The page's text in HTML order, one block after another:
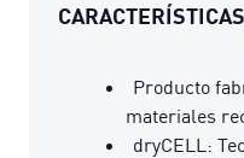
Producto
materiales
dryCELL: